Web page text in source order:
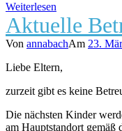
Weiterlesen
Aktuelle
Von annabachAm 23.
Liebe Eltern,
zurzeit gibt es keine
Die nächsten Kinder
am Hauptstandort gemäß